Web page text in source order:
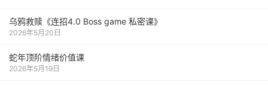
乌鸦救赎《连招4.0 Boss game 私密课》
2026年5月20日
蛇年顶阶情绪价值课
2026年5月19日